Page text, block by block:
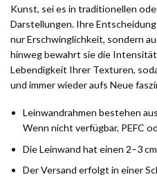
Kunst, sei es in traditionellen
Darstellungen. Ihre
nur Erschwinglichkeit, sondern
hinweg bewahrt sie die
Lebendigkeit Ihrer Texturen,
und immer wieder aufs Neue
Leinwandrahmen bestehen
Wenn nicht verfügbar, PEFC
Die Leinwand hat einen 2–3
Der Versand erfolgt in einer